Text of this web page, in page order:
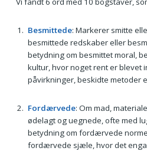
Besmittede: Markerer smitte
besmittede redskaber eller
betydning om besmittet moral,
kultur, hvor noget rent er blevet
påvirkninger, beskidte metoder
Fordærvede: Om mad,
ødelagt og uegnede, ofte med
betydning om fordærvede
fordærvede sjæle, hvor det